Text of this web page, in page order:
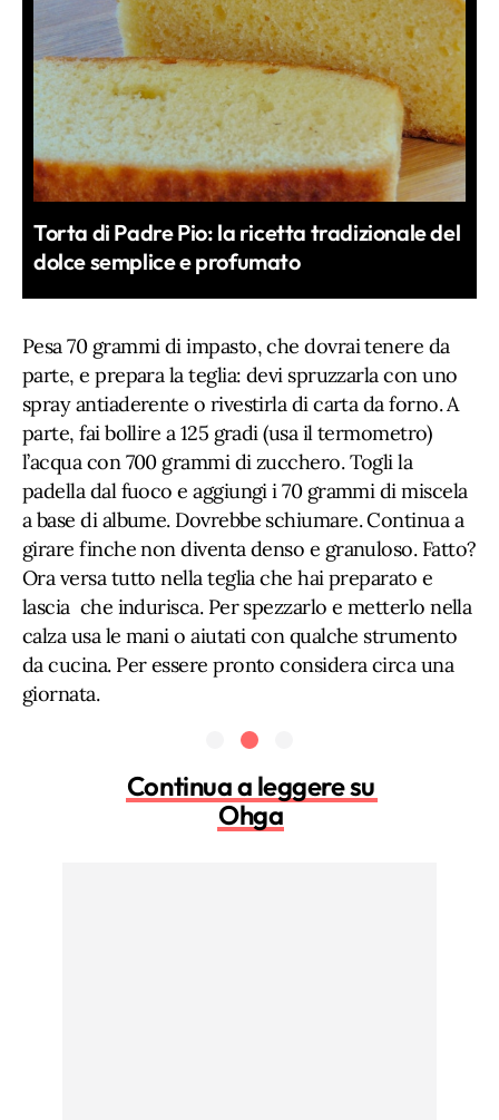
Torta di Padre Pio: la ricetta tradizionale del
dolce semplice e profumato
Pesa 70 grammi di impasto, che dovrai tenere da
parte, e prepara la teglia: devi spruzzarla con uno
spray antiaderente o rivestirla di carta da forno. A
parte, fai bollire a 125 gradi (usa il termometro)
l’acqua con 700 grammi di zucchero. Togli la
padella dal fuoco e aggiungi i 70 grammi di miscela
a base di albume. Dovrebbe schiumare. Continua a
girare finche non diventa denso e granuloso. Fatto?
Ora versa tutto nella teglia che hai preparato e
lascia che indurisca. Per spezzarlo e metterlo nella
calza usa le mani o aiutati con qualche strumento
da cucina. Per essere pronto considera circa una
giornata.
Continua a leggere su
Ohga